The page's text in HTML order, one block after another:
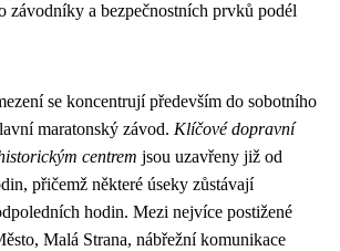
závodníky a bezpečnostních prvků podél
se koncentrují především do sobotního
maratonský závod. Klíčové dopravní
centrem jsou uzavřeny již od
přičemž některé úseky zůstávají
hodin. Mezi nejvíce postižené
Malá Strana, nábřežní komunikace